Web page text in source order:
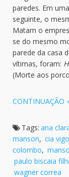
paredes. Em
seguinte, o
Matam o
se do mesmo
parede da casa
vítimas, foram:
(Morte aos
CONTINUAÇÃO
Tags: ana
manson, cia
colombo,
paulo biscaia
wagner correa